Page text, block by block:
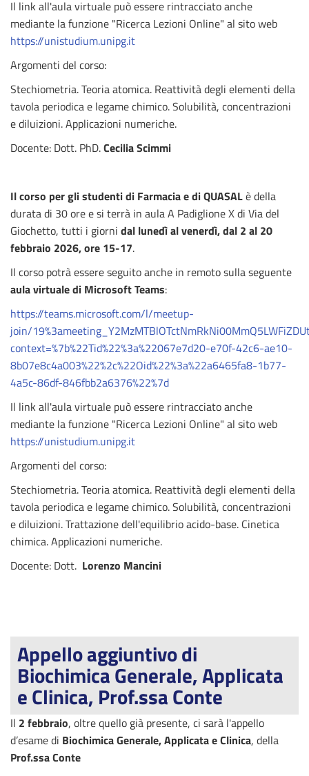
Il link all'aula virtuale può essere rintracciato anche
mediante la funzione "Ricerca Lezioni Online" al sito web
https://unistudium.unipg.it
Argomenti del corso:
Stechiometria. Teoria atomica. Reattività degli elementi della
tavola periodica e legame chimico. Solubilità, concentrazioni
e diluizioni. Applicazioni numeriche.
Docente: Dott. PhD.Cecilia Scimmi
Il corso per gli studenti di Farmacia e di QUASALè della
durata di 30 ore e si terrà in aula A Padiglione X di Via del
Giochetto, tutti i giorni dal lunedì al venerdì, dal 2 al 20
febbraio 2026, ore 15-17.
Il corso potrà essere seguito anche in remoto sulla seguente
aula virtuale di Microsoft Teams:
https://teams.microsoft.com/l/meetup-
join/
context=%7b%22Tid%22%3a%22067e7d20-e70f-42c6-ae10-
8b07e8c4a003%22%2c%22Oid%22%3a%22a6465fa8-1b77-
4a5c-86df-846fbb2a6376%22%7d
Il link all'aula virtuale può essere rintracciato anche
mediante la funzione "Ricerca Lezioni Online" al sito web
https://unistudium.unipg.it
Argomenti del corso:
Stechiometria. Teoria atomica. Reattività degli elementi della
tavola periodica e legame chimico. Solubilità, concentrazioni
e diluizioni. Trattazione dell'equilibrio acido-base. Cinetica
chimica. Applicazioni numeriche.
Docente: Dott. Lorenzo Mancini
Appello aggiuntivo di
Biochimica Generale, Applicata
e Clinica, Prof.ssa Conte
Il 2 febbraio, oltre quello già presente, ci sarà l'appello
d’esame di Biochimica Generale, Applicata e Clinica, della
Prof.ssa Conte